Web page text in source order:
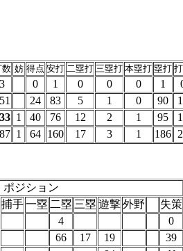
数 妨 得点 安打 二塁打 三塁打 本塁打 塁打
3 0 1 0 0 0 1
24 83 5 1 0 90
1 40 76 12 2 1 95
1 64 160 17 3 1 186
ポジション
捕手一塁 二塁 三塁 遊撃外野
失策
4
0
66 17 19
39